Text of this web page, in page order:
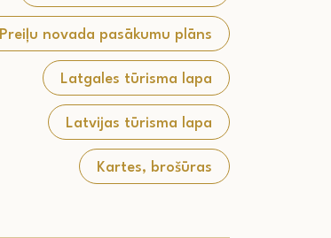
Preiļu novada pasākumu plāns
Latgales tūrisma lapa
Latvijas tūrisma lapa
Kartes, brošūras